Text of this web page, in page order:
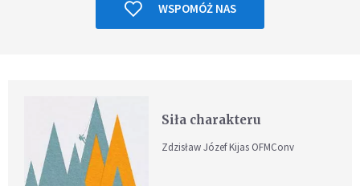
WSPOMÓŻ NAS
Siła charakteru
Zdzisław Józef Kijas OFMConv